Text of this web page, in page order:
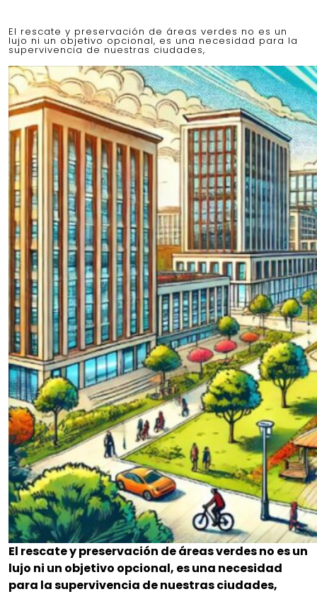
El rescate y preservación de áreas verdes no es un
lujo ni un objetivo opcional, es una necesidad para la
supervivencia de nuestras ciudades,
El rescate y preservación de áreas verdes no es un
lujo ni un objetivo opcional, es una necesidad
para la supervivencia de nuestras ciudades,